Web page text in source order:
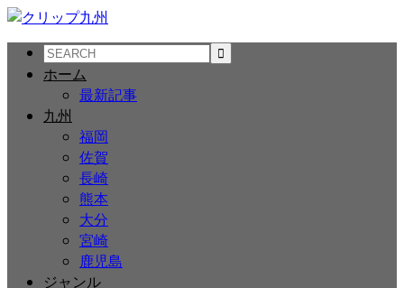
ホーム
最新記事
九州
福岡
佐賀
長崎
熊本
大分
宮崎
鹿児島
ジャンル